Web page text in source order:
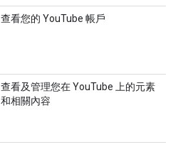
查看您的 YouTube 帳戶
查看及管理您在 YouTube 上的元素
和相關內容